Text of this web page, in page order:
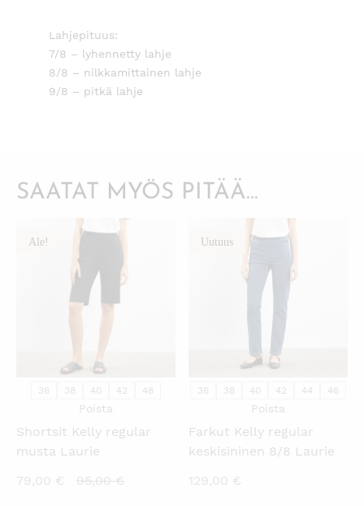
Lahjepituus:
7/8 – lyhennetty lahje
8/8 – nilkkamittainen lahje
9/8 – pitkä lahje
SAATAT MYÖS PITÄÄ...
Ale!
36 38 40 42 48
Poista
Shortsit Kelly regular
musta Laurie
79,00 €
Nykyinen
95,00€Alkuperäinen
UutuusKATSO PIKANÄKYMÄ
36 38 40 42 44 46
Poista
Farkut Kelly regular
keskisininen 8/8 Laurie
129,00 €